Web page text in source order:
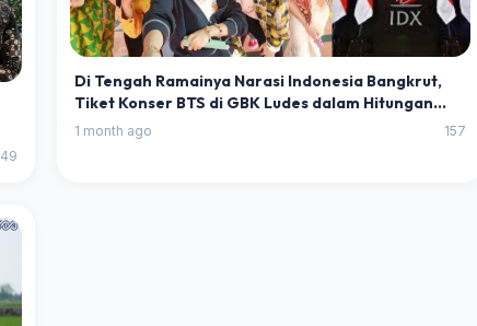
49
Di Tengah Ramainya Narasi Indonesia Bangkrut,
Tiket Konser BTS di GBK Ludes dalam Hitungan
Jam
1 month ago 157